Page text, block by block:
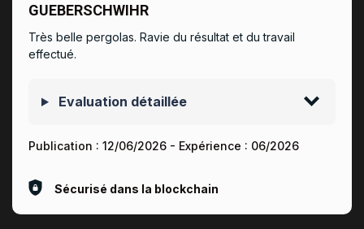
GUEBERSCHWIHR
Très belle pergolas. Ravie du résultat et du travail
effectué.
Evaluation détaillée
Publication : 12/06/2026 - Expérience : 06/2026
Sécurisé dans la blockchain